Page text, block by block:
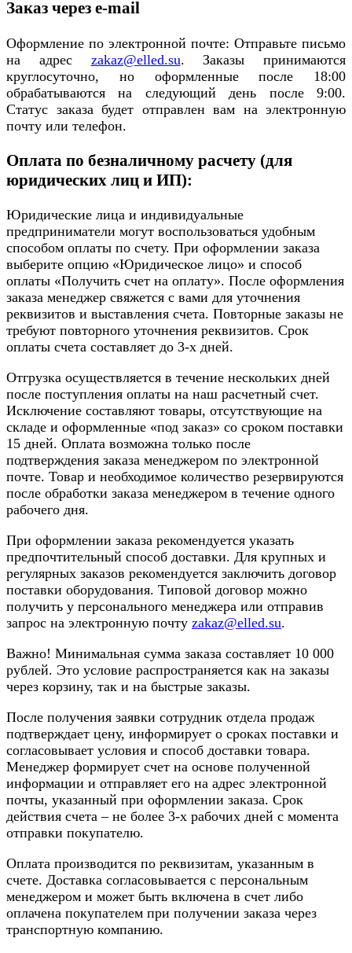
Заказ через e-mail
Оформление по электронной почте: Отправьте письмо
на адрес zakaz@elled.su. Заказы принимаются
круглосуточно, но оформленные после 18:00
обрабатываются на следующий день после 9:00.
Статус заказа будет отправлен вам на электронную
почту или телефон.
Оплата по безналичному расчету (для
юридических лиц и ИП):
Юридические лица и индивидуальные
предприниматели могут воспользоваться удобным
способом оплаты по счету. При оформлении заказа
выберите опцию «Юридическое лицо» и способ
оплаты «Получить счет на оплату». После оформления
заказа менеджер свяжется с вами для уточнения
реквизитов и выставления счета. Повторные заказы не
требуют повторного уточнения реквизитов. Срок
оплаты счета составляет до 3-х дней.
Отгрузка осуществляется в течение нескольких дней
после поступления оплаты на наш расчетный счет.
Исключение составляют товары, отсутствующие на
складе и оформленные «под заказ» со сроком поставки
15 дней. Оплата возможна только после
подтверждения заказа менеджером по электронной
почте. Товар и необходимое количество резервируются
после обработки заказа менеджером в течение одного
рабочего дня.
При оформлении заказа рекомендуется указать
предпочтительный способ доставки. Для крупных и
регулярных заказов рекомендуется заключить договор
поставки оборудования. Типовой договор можно
получить у персонального менеджера или отправив
запрос на электронную почту zakaz@elled.su.
Важно! Минимальная сумма заказа составляет 10 000
рублей. Это условие распространяется как на заказы
через корзину, так и на быстрые заказы.
После получения заявки сотрудник отдела продаж
подтверждает цену, информирует о сроках поставки и
согласовывает условия и способ доставки товара.
Менеджер формирует счет на основе полученной
информации и отправляет его на адрес электронной
почты, указанный при оформлении заказа. Срок
действия счета – не более 3-х рабочих дней с момента
отправки покупателю.
Оплата производится по реквизитам, указанным в
счете. Доставка согласовывается с персональным
менеджером и может быть включена в счет либо
оплачена покупателем при получении заказа через
транспортную компанию.